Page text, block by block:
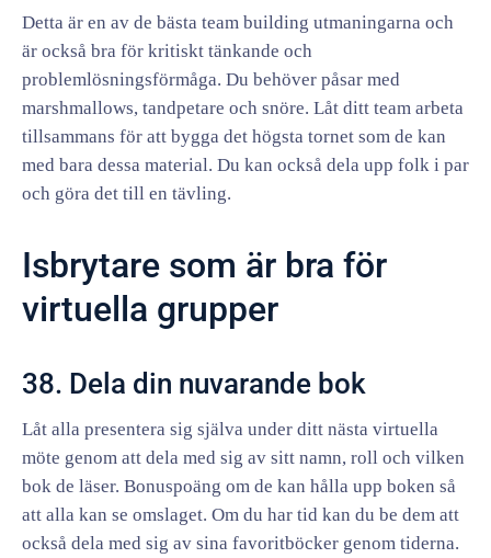
Detta är en av de bästa team building utmaningarna och
är också bra för kritiskt tänkande och
problemlösningsförmåga. Du behöver påsar med
marshmallows, tandpetare och snöre. Låt ditt team arbeta
tillsammans för att bygga det högsta tornet som de kan
med bara dessa material. Du kan också dela upp folk i par
och göra det till en tävling.
Isbrytare som är bra för
virtuella grupper
38. Dela din nuvarande bok
Låt alla presentera sig själva under ditt nästa virtuella
möte genom att dela med sig av sitt namn, roll och vilken
bok de läser. Bonuspoäng om de kan hålla upp boken så
att alla kan se omslaget. Om du har tid kan du be dem att
också dela med sig av sina favoritböcker genom tiderna.